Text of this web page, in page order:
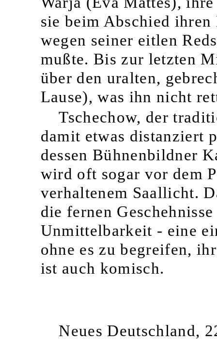
sie beim Abschied
wegen seiner eitlen
mußte. Bis zur letzten
über den uralten,
Lause), was ihn nicht
Tschechow, der
damit etwas distanziert
dessen Bühnenbildner
wird oft sogar vor dem
verhaltenem Saallicht.
die fernen
Unmittelbarkeit - eine
ohne es zu begreifen,
ist auch komisch.
Neues Deutschland,